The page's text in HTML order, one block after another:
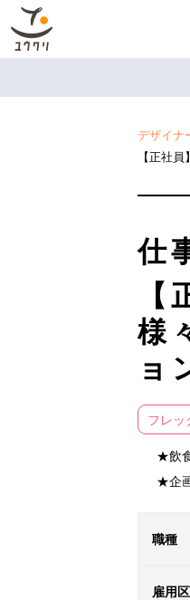
デザイナ
【正社
仕
様
ョ
フレッ
★飲
★企
職種
雇用